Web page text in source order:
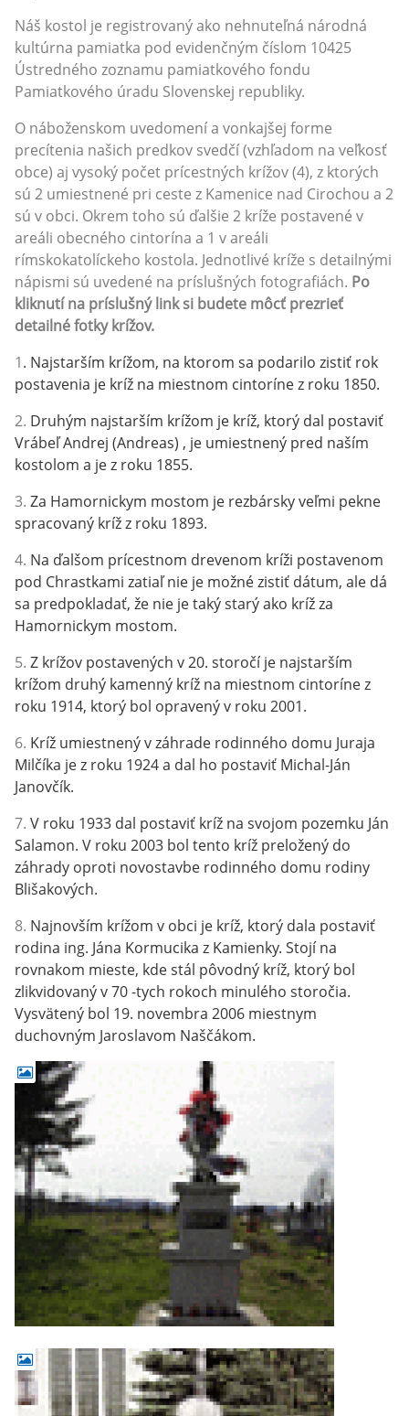
Náš kostol je registrovaný ako nehnuteľná národná
kultúrna pamiatka pod evidenčným číslom 10425
Ústredného zoznamu pamiatkového fondu
Pamiatkového úradu Slovenskej republiky.
O náboženskom uvedomení a vonkajšej forme
precítenia našich predkov svedčí (vzhľadom na veľkosť
obce) aj vysoký počet prícestných krížov (4), z ktorých
sú 2 umiestnené pri ceste z Kamenice nad Cirochou a 2
sú v obci. Okrem toho sú ďalšie 2 kríže postavené v
areáli obecného cintorína a 1 v areáli
rímskokatolíckeho kostola. Jednotlivé kríže s detailnými
nápismi sú uvedené na príslušných fotografiách. Po
kliknutí na príslušný link si budete môcť prezrieť
detailné fotky krížov.
1. Najstarším krížom, na ktorom sa podarilo zistiť rok
postavenia je kríž na miestnom cintoríne z roku 1850.
2. Druhým najstarším krížom je kríž, ktorý dal postaviť
Vrábeľ Andrej (Andreas) , je umiestnený pred naším
kostolom a je z roku 1855.
3. Za Hamornickym mostom je rezbársky veľmi pekne
spracovaný kríž z roku 1893.
4. Na ďalšom prícestnom drevenom kríži postavenom
pod Chrastkami zatiaľ nie je možné zistiť dátum, ale dá
sa predpokladať, že nie je taký starý ako kríž za
Hamornickym mostom.
5. Z krížov postavených v 20. storočí je najstarším
krížom druhý kamenný kríž na miestnom cintoríne z
roku 1914, ktorý bol opravený v roku 2001.
6. Kríž umiestnený v záhrade rodinného domu Juraja
Milčíka je z roku 1924 a dal ho postaviť Michal-Ján
Janovčík.
7. V roku 1933 dal postaviť kríž na svojom pozemku Ján
Salamon. V roku 2003 bol tento kríž preložený do
záhrady oproti novostavbe rodinného domu rodiny
Blišakových.
8. Najnovším krížom v obci je kríž, ktorý dala postaviť
rodina ing. Jána Kormucika z Kamienky. Stojí na
rovnakom mieste, kde stál pôvodný kríž, ktorý bol
zlikvidovaný v 70 -tych rokoch minulého storočia.
Vysvätený bol 19. novembra 2006 miestnym
duchovným Jaroslavom Naščákom.